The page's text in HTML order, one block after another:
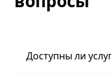
Доступны ли